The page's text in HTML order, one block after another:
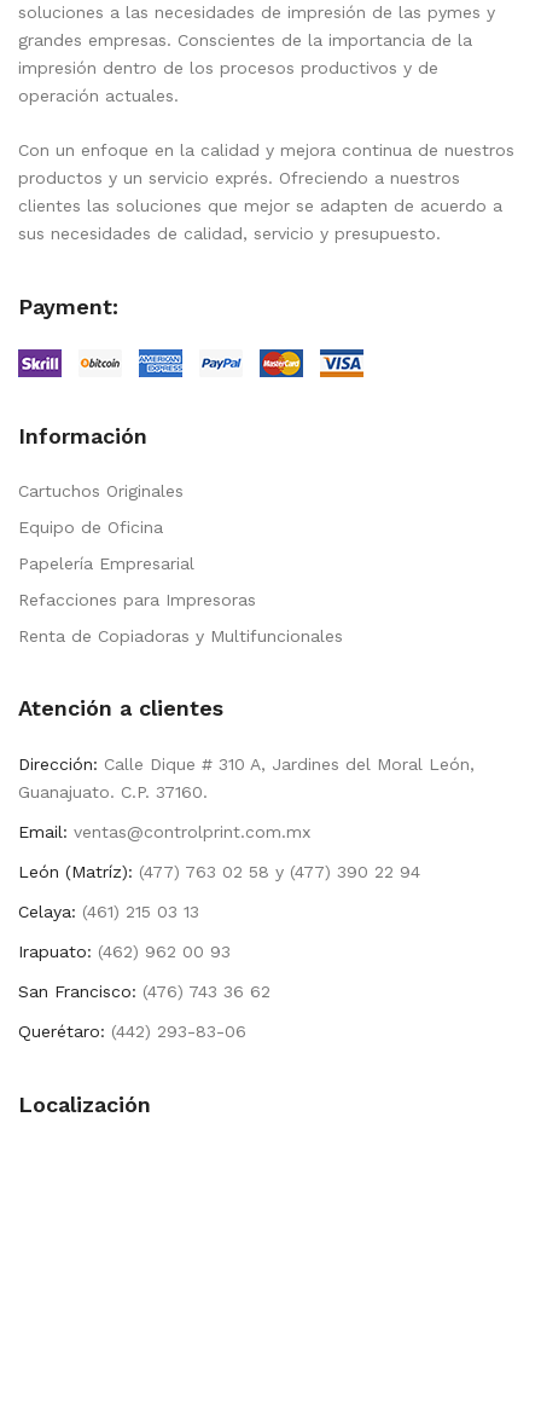
soluciones a las necesidades de impresión de las pymes y
grandes empresas. Conscientes de la importancia de la
impresión dentro de los procesos productivos y de
operación actuales.
Con un enfoque en la calidad y mejora continua de nuestros
productos y un servicio exprés. Ofreciendo a nuestros
clientes las soluciones que mejor se adapten de acuerdo a
sus necesidades de calidad, servicio y presupuesto.
Payment:
Información
Cartuchos Originales
Equipo de Oficina
Papelería Empresarial
Refacciones para Impresoras
Renta de Copiadoras y Multifuncionales
Atención a clientes
Dirección: Calle Dique # 310 A, Jardines del Moral León,
Guanajuato. C.P. 37160.
Email: ventas@controlprint.com.mx
León (Matríz): (477) 763 02 58 y (477) 390 22 94
Celaya: (461) 215 03 13
Irapuato: (462) 962 00 93
San Francisco: (476) 743 36 62
Querétaro: (442) 293-83-06
Localización